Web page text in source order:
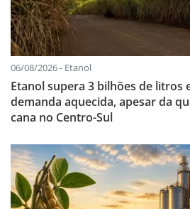
06/08/2026 - Etanol
Etanol supera 3 bilhões de litros
demanda aquecida, apesar da
cana no Centro-Sul